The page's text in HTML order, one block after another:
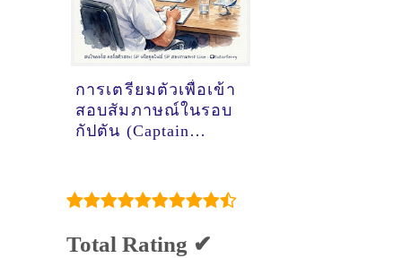
การเตรียมตัวเพื่อเข้า
สอบสัมภาษณ์ในรอบ
กัปตัน (Captain
การบินไทย (SPTG)
ให้ผ่านในครั้งเดียว
Total Rating ✔